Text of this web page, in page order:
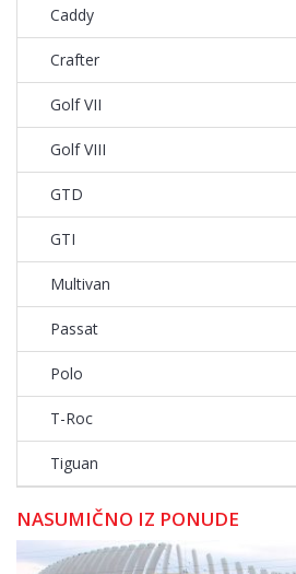
Caddy
Crafter
Golf VII
Golf VIII
GTD
GTI
Multivan
Passat
Polo
T-Roc
Tiguan
NASUMIČNO IZ PONUDE